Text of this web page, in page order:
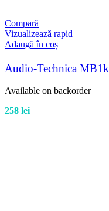
Compară
Vizualizează rapid
Adaugă în coș
Audio-Technica MB1k
Available on backorder
258 lei